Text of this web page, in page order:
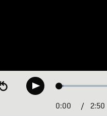
Seek
backwardPlay Loaded:
Current
0:00 / 2:50